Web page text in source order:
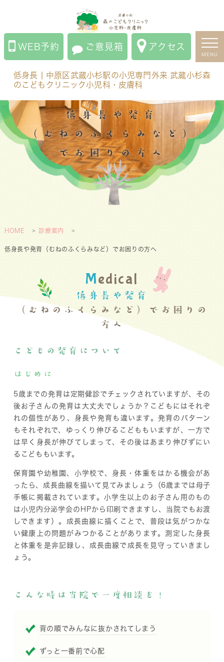
低身長 | 中原区武蔵小杉駅の小児専門外来 武蔵小杉森のこ
どもクリニック小児科・皮膚科
English
文
WEB予約 ご意見箱 アクセス
MENU
低身長 | 中原区武蔵小杉駅の小児専門外来 武蔵小杉森
のこどもクリニック小児科・皮膚科
低身長や発育
（むねのふくらみなど）
でお困りの方へ
Medical
HOME 診療案内
低身長や発育（むねのふくらみなど）でお困りの方へ
Medical
低身長や発育
（むねのふくらみなど）でお困りの
方へ
こどもの発育について
はじめに
5歳までの発育は定期健診でチェックされていますが、その
後お子さんの発育は大丈夫でしょうか？こどもにはそれぞ
れの個性があり、身長や発育も違います。発育のパターン
もそれぞれで、ゆっくり伸びるこどももいますが、一方で
は早く身長が伸びてしまって、その後はあまり伸びずにい
るこどももいます。
保育園や幼稚園、小学校で、身長・体重をはかる機会があ
ったら、成長曲線を描いて見てみましょう（6歳までは母子
手帳に掲載されています。小学生以上のお子さん用のもの
は小児内分泌学会のHPから印刷できますし、当院でもお渡
しできます）。成長曲線に描くことで、普段は気がつかな
い健康上の問題がみつかることがあります。測定した身長
と体重を是非記録し、成長曲線で成長を見守っていきまし
ょう。
こんな時は当院で一度相談を！
背の順でみんなに抜かされてしまう
ずっと一番前で心配